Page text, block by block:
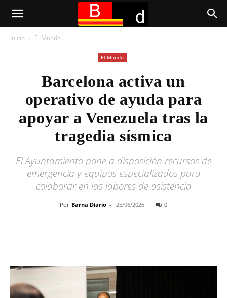
Inicio El Mundo
El Mundo
Barcelona activa un
operativo de ayuda para
apoyar a Venezuela tras la
tragedia sísmica
El Ayuntamiento pone a disposición recursos de
emergencia y equipos especializados para
colaborar en las labores de asistencia
Por Barna Diario - 25/06/2026 0